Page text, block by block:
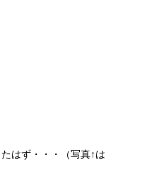
はず・・・（写真↑は